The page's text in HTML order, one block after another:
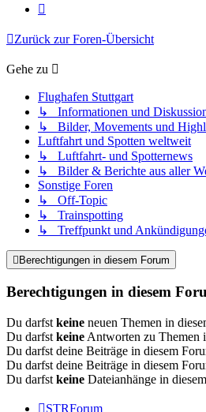
Zurück zur Foren-Übersicht
Gehe zu
Flughafen Stuttgart
↳ Informationen und
↳ Bilder, Movements und
Luftfahrt und Spotten weltweit
↳ Luftfahrt- und Spotternews
↳ Bilder & Berichte aus aller
Sonstige Foren
↳ Off-Topic
↳ Trainspotting
↳ Treffpunkt und
Berechtigungen in diesem Forum
Berechtigungen in diesem
Du darfst keine neuen Themen in
Du darfst keine Antworten zu Themen
Du darfst deine Beiträge in diesem
Du darfst deine Beiträge in diesem
Du darfst keine Dateianhänge in
STRForum